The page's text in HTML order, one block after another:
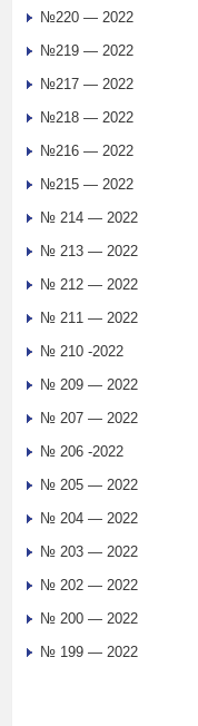
№220 — 2022
№219 — 2022
№217 — 2022
№218 — 2022
№216 — 2022
№215 — 2022
№ 214 — 2022
№ 213 — 2022
№ 212 — 2022
№ 211 — 2022
№ 210 -2022
№ 209 — 2022
№ 207 — 2022
№ 206 -2022
№ 205 — 2022
№ 204 — 2022
№ 203 — 2022
№ 202 — 2022
№ 200 — 2022
№ 199 — 2022